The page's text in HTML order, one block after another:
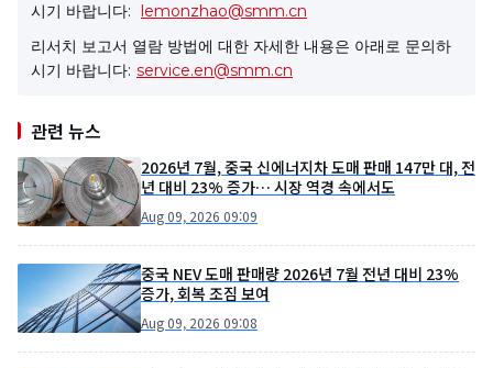
시기 바랍니다: lemonzhao@smm.cn
리서치 보고서 열람 방법에 대한 자세한 내용은 아래로 문의하
시기 바랍니다: service.en@smm.cn
관련 뉴스
2026년 7월, 중국 신에너지차 도매 판매 147만 대, 전
년 대비 23% 증가… 시장 역경 속에서도
Aug 09, 2026 09:09
중국 NEV 도매 판매량 2026년 7월 전년 대비 23%
증가, 회복 조짐 보여
Aug 09, 2026 09:08